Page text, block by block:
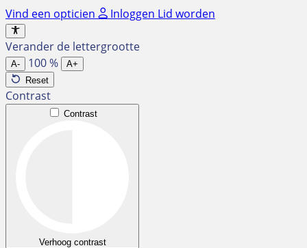
Ga
naar
de
inhoud
Vind een opticien Inloggen Lid worden
Verander de lettergrootte
A- 100%
A+
Reset
Contrast
Contrast
Verhoog contrast